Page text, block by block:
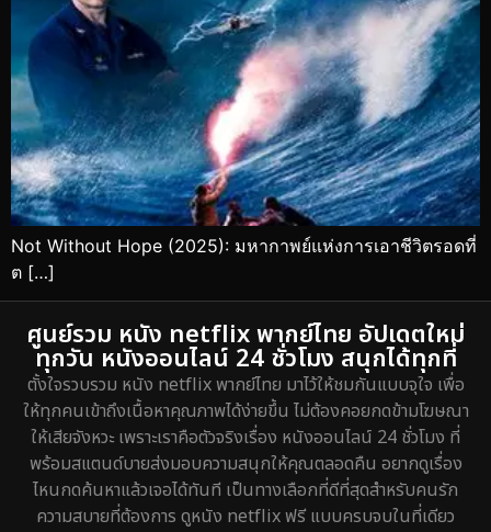
Not Without Hope (2025): มหากาพย์แห่งการเอาชีวิตรอดที่
ต […]
ศูนย์รวม หนัง netflix พากย์ไทย อัปเดตใหม่
ทุกวัน หนังออนไลน์ 24 ชั่วโมง สนุกได้ทุกที่
ตั้งใจรวบรวม หนัง netflix พากย์ไทย มาไว้ให้ชมกันแบบจุใจ เพื่อ
ให้ทุกคนเข้าถึงเนื้อหาคุณภาพได้ง่ายขึ้น ไม่ต้องคอยกดข้ามโฆษณา
ให้เสียจังหวะ เพราะเราคือตัวจริงเรื่อง หนังออนไลน์ 24 ชั่วโมง ที่
พร้อมสแตนด์บายส่งมอบความสนุกให้คุณตลอดคืน อยากดูเรื่อง
ไหนกดค้นหาแล้วเจอได้ทันที เป็นทางเลือกที่ดีที่สุดสำหรับคนรัก
ความสบายที่ต้องการ ดูหนัง netflix ฟรี แบบครบจบในที่เดียว